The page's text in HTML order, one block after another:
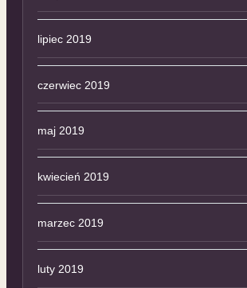
lipiec 2019
czerwiec 2019
maj 2019
kwiecień 2019
marzec 2019
luty 2019